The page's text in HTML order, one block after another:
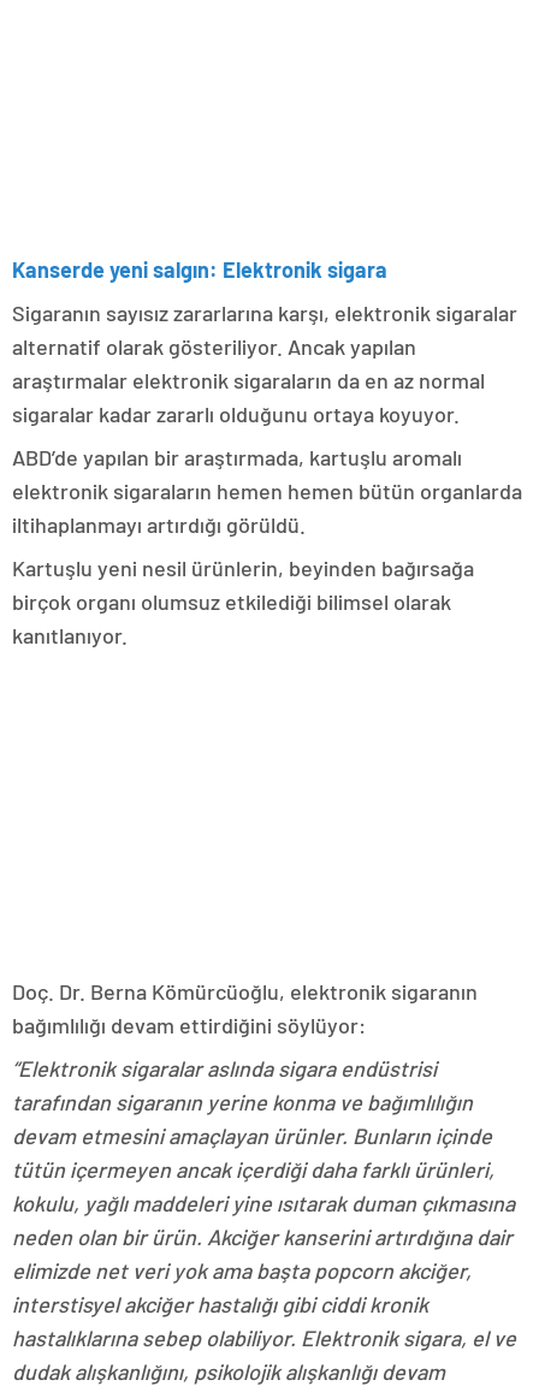
Kanserde yeni salgın: Elektronik sigara
Sigaranın sayısız zararlarına karşı, elektronik sigaralar
alternatif olarak gösteriliyor. Ancak yapılan
araştırmalar elektronik sigaraların da en az normal
sigaralar kadar zararlı olduğunu ortaya koyuyor.
ABD’de yapılan bir araştırmada, kartuşlu aromalı
elektronik sigaraların hemen hemen bütün organlarda
iltihaplanmayı artırdığı görüldü.
Kartuşlu yeni nesil ürünlerin, beyinden bağırsağa
birçok organı olumsuz etkilediği bilimsel olarak
kanıtlanıyor.
Doç. Dr. Berna Kömürcüoğlu, elektronik sigaranın
bağımlılığı devam ettirdiğini söylüyor:
“Elektronik sigaralar aslında sigara endüstrisi
tarafından sigaranın yerine konma ve bağımlılığın
devam etmesini amaçlayan ürünler. Bunların içinde
tütün içermeyen ancak içerdiği daha farklı ürünleri,
kokulu, yağlı maddeleri yine ısıtarak duman çıkmasına
neden olan bir ürün. Akciğer kanserini artırdığına dair
elimizde net veri yok ama başta popcorn akciğer,
interstisyel akciğer hastalığı gibi ciddi kronik
hastalıklarına sebep olabiliyor. Elektronik sigara, el ve
dudak alışkanlığını, psikolojik alışkanlığı devam